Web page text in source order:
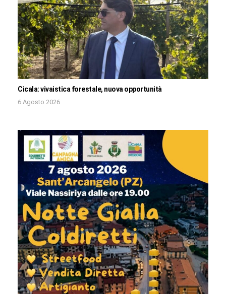
Cicala: vivaistica forestale, nuova opportunità
6 Agosto 2026